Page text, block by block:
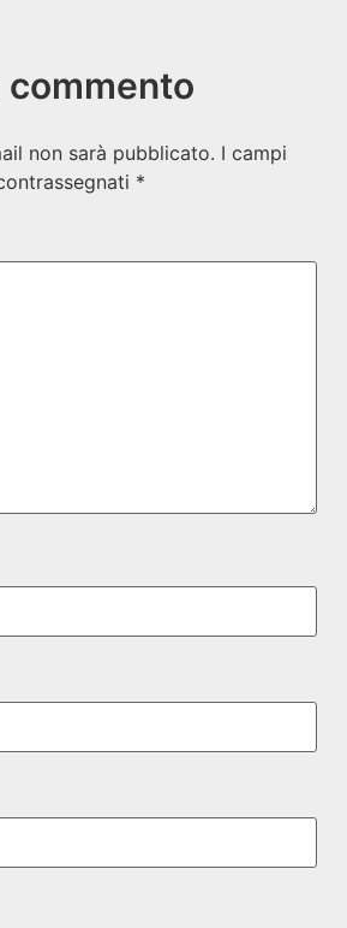
commento
non sarà pubblicato. I campi
*